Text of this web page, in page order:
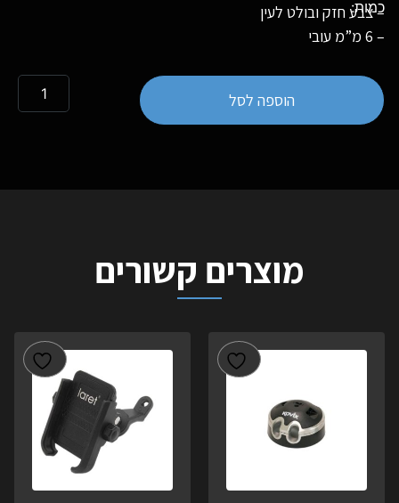
– צבע חזק ובולט לעין
– 6 מ”מ עובי
הוספה לסל
מוצרים קשורים